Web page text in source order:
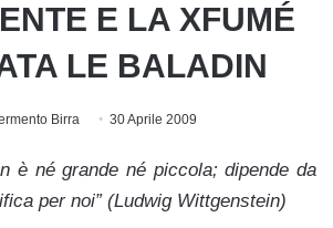
E LA XFUMÉ
LE BALADIN
Birra 30 Aprile 2009
è né grande né piccola; dipende da
per noi” (Ludwig Wittgenstein)